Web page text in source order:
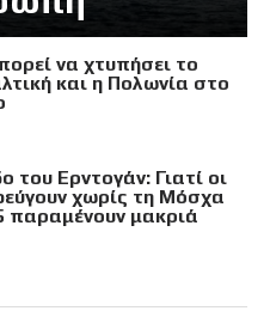
να χτυπήσει το
και η Πολωνία στο
του Ερντογάν: Γιατί οι
χωρίς τη Μόσχα
παραμένουν μακριά